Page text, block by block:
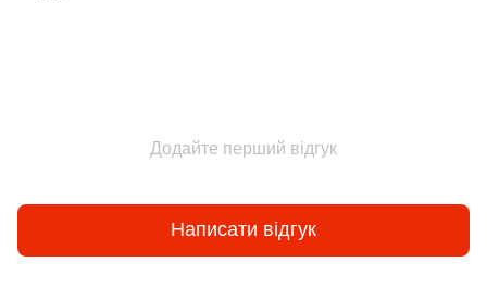
Додайте перший відгук
Написати відгук